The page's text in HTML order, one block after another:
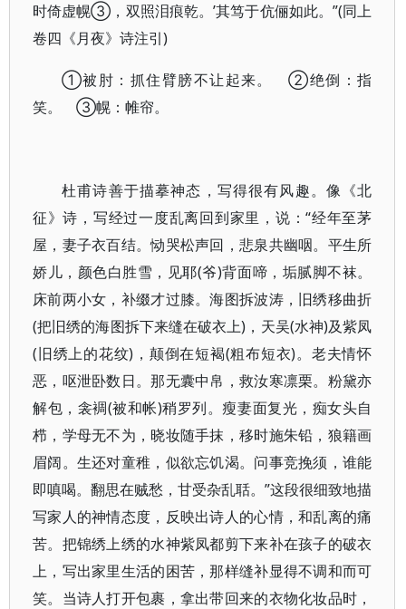
时倚虚幌③，双照泪痕乾。’其笃于伉俪如此。”(同上
卷四《月夜》诗注引)
①被肘：抓住臂膀不让起来。 ②绝倒：指
笑。 ③幌：帷帘。
杜甫诗善于描摹神态，写得很有风趣。像《北
征》诗，写经过一度乱离回到家里，说：“经年至茅
屋，妻子衣百结。恸哭松声回，悲泉共幽咽。平生所
娇儿，颜色白胜雪，见耶(爷)背面啼，垢腻脚不袜。
床前两小女，补缀才过膝。海图拆波涛，旧绣移曲折
(把旧绣的海图拆下来缝在破衣上)，天吴(水神)及紫凤
(旧绣上的花纹)，颠倒在短褐(粗布短衣)。老夫情怀
恶，呕泄卧数日。那无囊中帛，救汝寒凛栗。粉黛亦
解包，衾裯(被和帐)稍罗列。瘦妻面复光，痴女头自
栉，学母无不为，晓妆随手抹，移时施朱铅，狼籍画
眉阔。生还对童稚，似欲忘饥渴。问事竞挽须，谁能
即嗔喝。翻思在贼愁，甘受杂乱聒。”这段很细致地描
写家人的神情态度，反映出诗人的心情，和乱离的痛
苦。把锦绣上绣的水神紫凤都剪下来补在孩子的破衣
上，写出家里生活的困苦，那样缝补显得不调和而可
笑。当诗人打开包裹，拿出带回来的衣物化妆品时，